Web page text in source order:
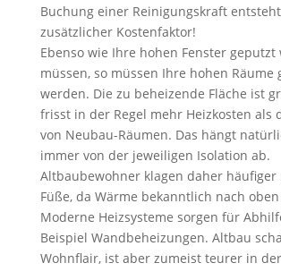
Buchung einer Reinigungskraft
zusätzlicher Kostenfaktor!
Ebenso wie Ihre hohen Fenster geputzt
müssen, so müssen Ihre hohen Räume
werden. Die zu beheizende Fläche ist
frisst in der Regel mehr Heizkosten als
von Neubau-Räumen. Das hängt
immer von der jeweiligen Isolation ab.
Altbaubewohner klagen daher häufiger
Füße, da Wärme bekanntlich nach
Moderne Heizsysteme sorgen für
Beispiel Wandbeheizungen. Altbau
Wohnflair, ist aber zumeist teurer in